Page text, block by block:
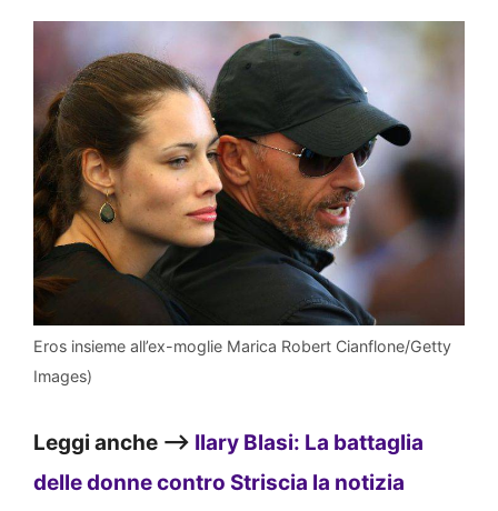
Eros insieme all’ex-moglie Marica Robert Cianflone/Getty
Images)
Leggi anche –> Ilary Blasi: La battaglia
delle donne contro Striscia la notizia